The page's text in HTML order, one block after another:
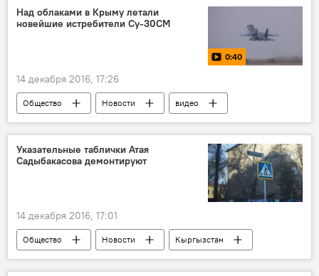
конкурс
подстанция
Над облаками в Крыму летали
новейшие истребители Су-30СМ
0:40
14 декабря 2016, 17:26
Общество Новости
видео
В мире
Мультимедиа
Крым
учения истребитель
Указательные таблички Атая
Садыбакасова демонтируют
14 декабря 2016, 17:01
Общество Новости
Кыргызстан
Бишкек
Мэрия города Бишкек